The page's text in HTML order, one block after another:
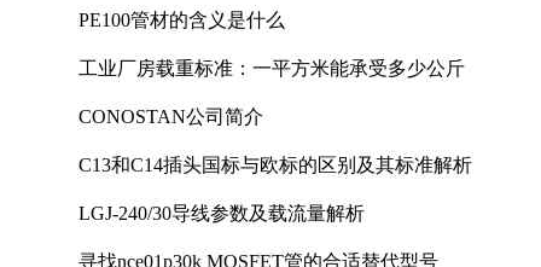
PE100管材的含义是什么
工业厂房载重标准：一平方米能承受多少公斤
CONOSTAN公司简介
C13和C14插头国标与欧标的区别及其标准解析
LGJ-240/30导线参数及载流量解析
寻找nce01p30k MOSFET管的合适替代型号